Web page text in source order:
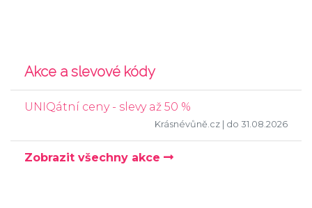
Akce a slevové kódy
UNIQátní ceny - slevy až 50 %
Krásnévůně.cz | do 31.08.2026
Zobrazit všechny akce